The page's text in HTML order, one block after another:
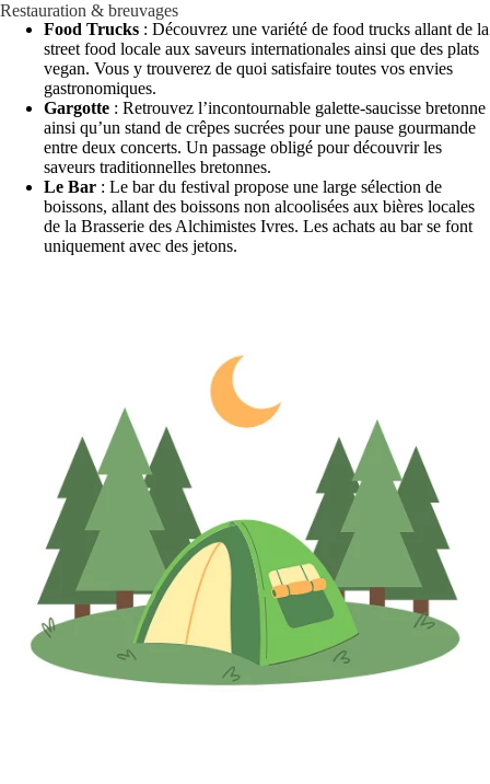
Restauration & breuvages
Food Trucks : Découvrez une variété de food trucks allant de la
street food locale aux saveurs internationales ainsi que des plats
vegan. Vous y trouverez de quoi satisfaire toutes vos envies
gastronomiques.
Gargotte : Retrouvez l’incontournable galette-saucisse bretonne
ainsi qu’un stand de crêpes sucrées pour une pause gourmande
entre deux concerts. Un passage obligé pour découvrir les
saveurs traditionnelles bretonnes.
Le Bar : Le bar du festival propose une large sélection de
boissons, allant des boissons non alcoolisées aux bières locales
de la Brasserie des Alchimistes Ivres. Les achats au bar se font
uniquement avec des jetons.